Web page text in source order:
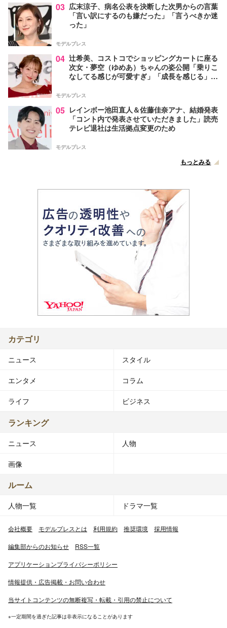
03 広末涼子、病名公表を決断した次男からの言葉
「言い訳にするのも嫌だった」「言うべきか迷
った」
モデルプレス
04 辻希美、コストコでショッピングカートに座る
次女・夢空（ゆめあ）ちゃんの姿公開「乗りこ
なしてる感じが可愛すぎ」「成長を感じる」の
モデルプレス
05 レインボー池田直人＆佐藤佳奈アナ、結婚発表
「コント内で発表させていただきました」読売
テレビ退社は生活拠点変更のため
モデルプレス
もっとみる
カテゴリ
ニュース スタイル
エンタメ コラム
ライフ ビジネス
ランキング
ニュース 人物
画像
ルーム
人物一覧 ドラマ一覧
会社概要 モデルプレスとは 利用規約 推奨環境 採用情報
編集部からのお知らせ RSS一覧
アプリケーションプライバシーポリシー
情報提供・広告掲載・お問い合わせ
当サイトコンテンツの無断複写・転載・引用の禁止について
※一定期間を過ぎた記事は非表示になることがあります